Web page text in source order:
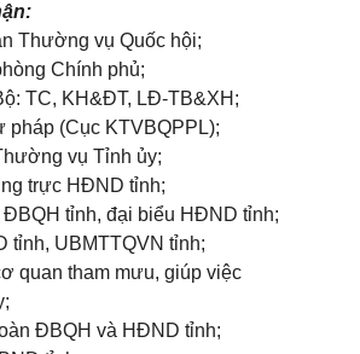
Thường vụ Quốc hội;
Chính phủ;
TC, KH&ĐT, LĐ-TB&XH;
pháp (Cục KTVBQPPL);
vụ Tỉnh ủy;
trực HĐND tỉnh;
tỉnh, đại biểu HĐND tỉnh;
tỉnh, UBMTTQVN tỉnh;
quan tham mưu, giúp việc
ĐBQH và HĐND tỉnh;